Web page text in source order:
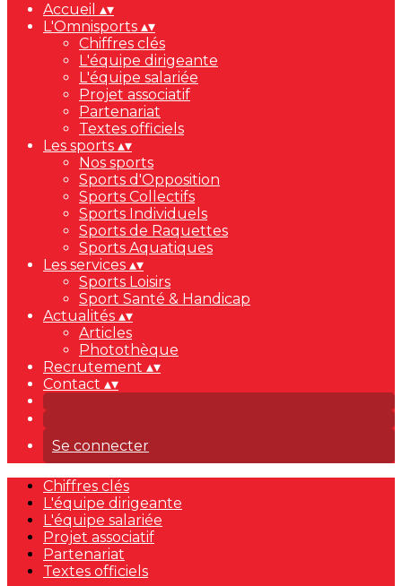
Accueil ▴▾
L'Omnisports ▴▾
Chiffres clés
L'équipe dirigeante
L'équipe salariée
Projet associatif
Partenariat
Textes officiels
Les sports ▴▾
Nos sports
Sports d'Opposition
Sports Collectifs
Sports Individuels
Sports de Raquettes
Sports Aquatiques
Les services ▴▾
Sports Loisirs
Sport Santé & Handicap
Actualités ▴▾
Articles
Photothèque
Recrutement ▴▾
Contact ▴▾
Se connecter
Chiffres clés
L'équipe dirigeante
L'équipe salariée
Projet associatif
Partenariat
Textes officiels